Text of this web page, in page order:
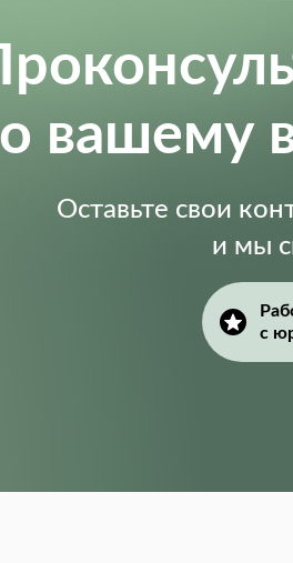
вашему
Оставьте свои
и мы
с